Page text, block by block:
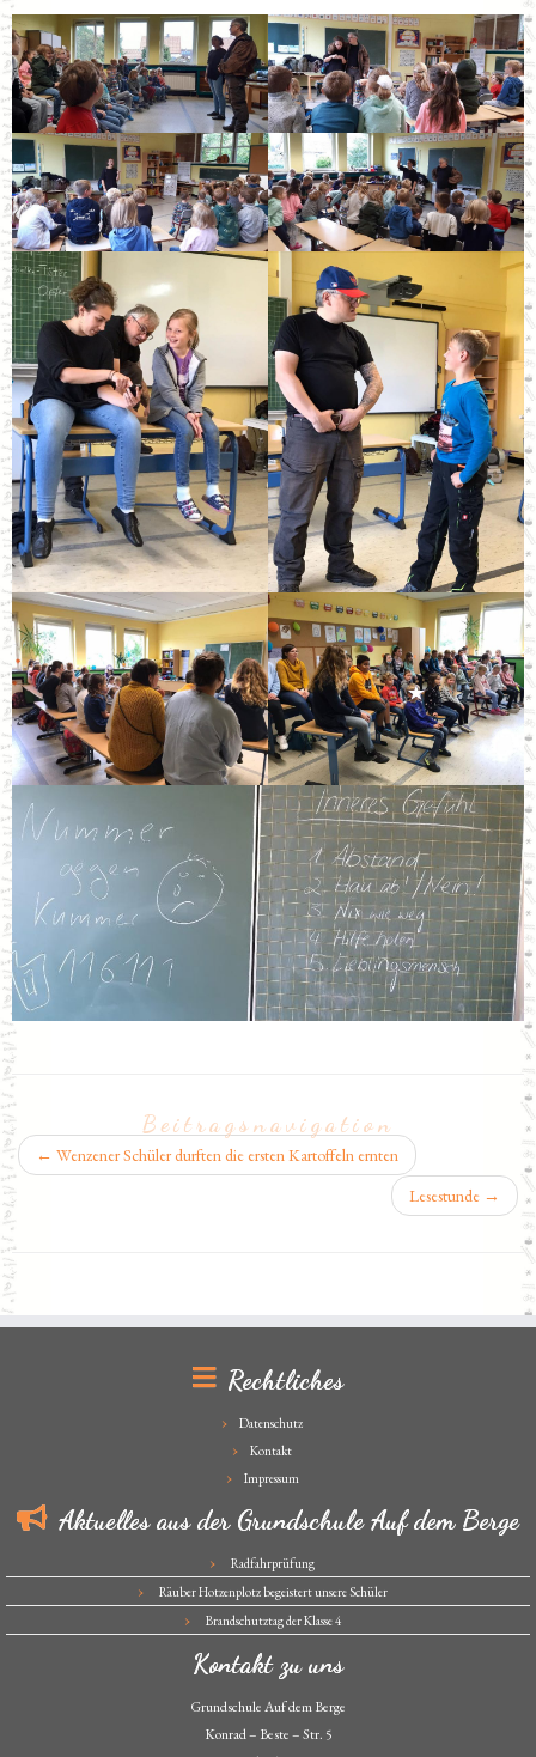
Beitragsnavigation
← Wenzener Schüler durften die ersten Kartoffeln ernten
Lesestunde →
Rechtliches
Datenschutz
Kontakt
Impressum
Aktuelles aus der Grundschule Auf dem Berge
Radfahrprüfung
Räuber Hotzenplotz begeistert unsere Schüler
Brandschutztag der Klasse 4
Kontakt zu uns
Grundschule Auf dem Berge
Konrad – Beste – Str. 5